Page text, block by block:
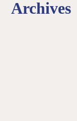
Archives